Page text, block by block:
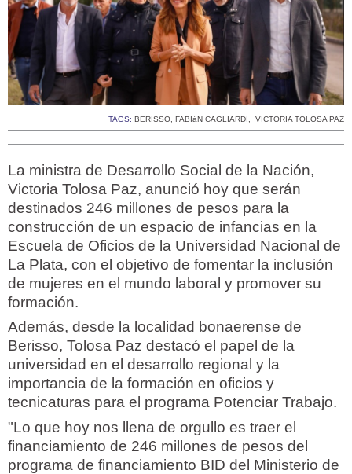
TAGS: BERISSO, FABIáN CAGLIARDI , VICTORIA TOLOSA PAZ
La ministra de Desarrollo Social de la Nación,
Victoria Tolosa Paz, anunció hoy que serán
destinados 246 millones de pesos para la
construcción de un espacio de infancias en la
Escuela de Oficios de la Universidad Nacional de
La Plata, con el objetivo de fomentar la inclusión
de mujeres en el mundo laboral y promover su
formación.
Además, desde la localidad bonaerense de
Berisso, Tolosa Paz destacó el papel de la
universidad en el desarrollo regional y la
importancia de la formación en oficios y
tecnicaturas para el programa Potenciar Trabajo.
"Lo que hoy nos llena de orgullo es traer el
financiamiento de 246 millones de pesos del
programa de financiamiento BID del Ministerio de